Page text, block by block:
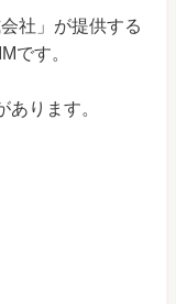
社」が提供する
です。
ります。